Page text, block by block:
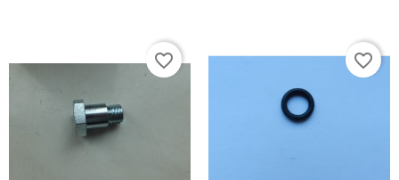
favorite_border favorite_border